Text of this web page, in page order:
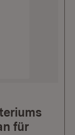
für